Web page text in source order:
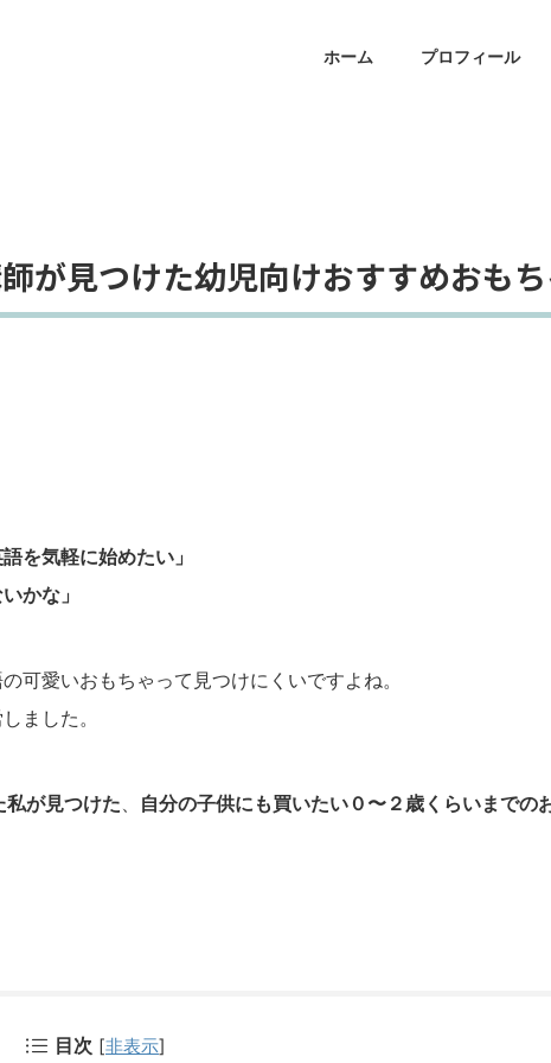
ホーム プロフィール
が見つけた幼児向けおすすめおも
を気軽に始めたい」
かな」
可愛いおもちゃって見つけにくいですよね。
ました。
が見つけた、 自分の子供にも買いたい０〜２歳くらいまでの
目次 [非表示]